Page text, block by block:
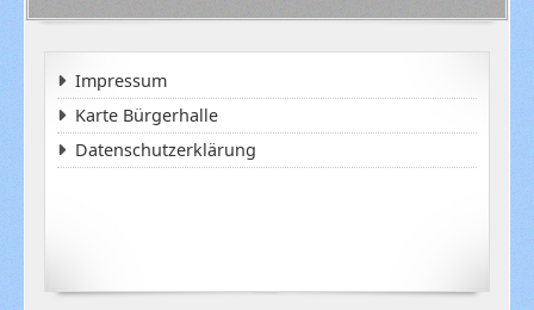
Impressum
Karte Bürgerhalle
Datenschutzerklärung